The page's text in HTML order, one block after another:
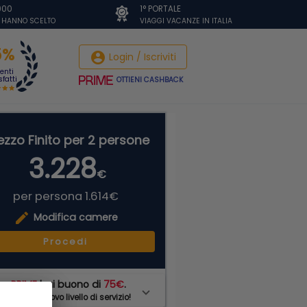
SCELTO
1° PORTALE
VIAGGI VACANZE IN ITALIA
account_circle Login / Iscriviti
OTTIENI CASHBACK
Finito per 2 persone
3.228€
per persona 1.614€
edit Modifica camere
Procedi
PRIMEhai buono di 75€.
ad un nuovo livello di servizio!